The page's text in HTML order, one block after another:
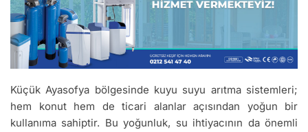
Küçük Ayasofya bölgesinde kuyu suyu arıtma sistemleri;
hem konut hem de ticari alanlar açısından yoğun bir
kullanıma sahiptir. Bu yoğunluk, su ihtiyacının da önemli